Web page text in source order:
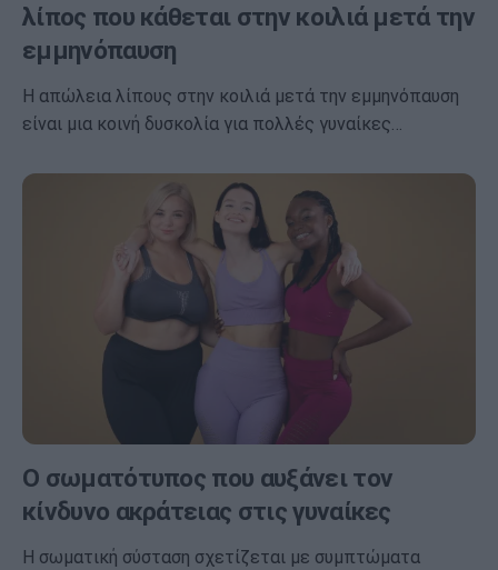
λίπος που κάθεται στην κοιλιά μετά την
εμμηνόπαυση
Η απώλεια λίπους στην κοιλιά μετά την εμμηνόπαυση
είναι μια κοινή δυσκολία για πολλές γυναίκες…
Ο σωματότυπος που αυξάνει τον
κίνδυνο ακράτειας στις γυναίκες
Η σωματική σύσταση σχετίζεται με συμπτώματα